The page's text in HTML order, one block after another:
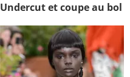
Undercut et coupe au bol